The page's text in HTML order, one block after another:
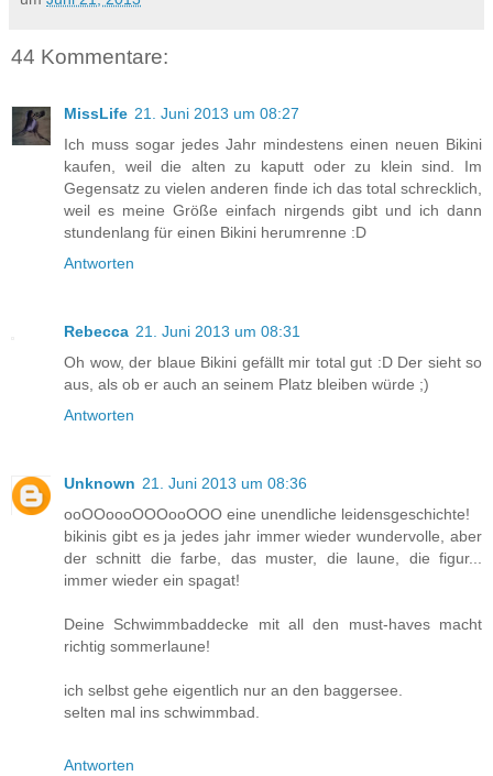
44 Kommentare:
MissLife 21. Juni 2013 um 08:27
Ich muss sogar jedes Jahr mindestens einen neuen Bikini
kaufen, weil die alten zu kaputt oder zu klein sind. Im
Gegensatz zu vielen anderen finde ich das total schrecklich,
weil es meine Größe einfach nirgends gibt und ich dann
stundenlang für einen Bikini herumrenne :D
Antworten
Rebecca 21. Juni 2013 um 08:31
Oh wow, der blaue Bikini gefällt mir total gut :D Der sieht so
aus, als ob er auch an seinem Platz bleiben würde ;)
Antworten
Unknown 21. Juni 2013 um 08:36
ooOOoooOOOooOOO eine unendliche leidensgeschichte!
bikinis gibt es ja jedes jahr immer wieder wundervolle, aber
der schnitt die farbe, das muster, die laune, die figur...
immer wieder ein spagat!
Deine Schwimmbaddecke mit all den must-haves macht
richtig sommerlaune!
ich selbst gehe eigentlich nur an den baggersee.
selten mal ins schwimmbad.
Antworten